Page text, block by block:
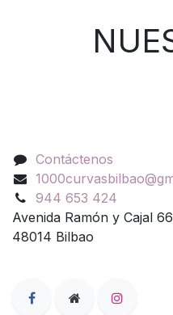
Contáctenos
944 653 424
Avenida Ramón y Cajal 66
48014 Bilbao